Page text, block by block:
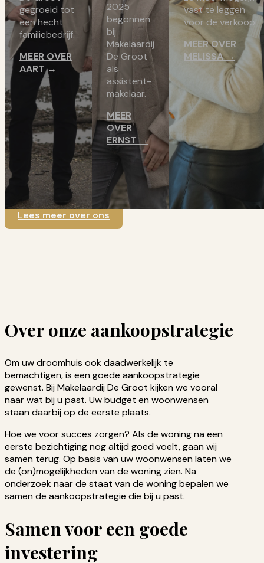
gegroeid tot
een hecht
familiebedrijf.
MEER OVER
AART →
2025
begonnen
bij
Makelaardij
De Groot
als
assistent-
makelaar.
MEER
OVER
ERNST →
vast te leggen
voor de verkoop!
MEER OVER
MELISSA →
Lees meer over ons
Over onze aankoopstrategie
Om uw droomhuis ook daadwerkelijk te
bemachtigen, is een goede aankoopstrategie
gewenst. Bij Makelaardij De Groot kijken we vooral
naar wat bij u past. Uw budget en woonwensen
staan daarbij op de eerste plaats.
Hoe we voor succes zorgen? Als de woning na een
eerste bezichtiging nog altijd goed voelt, gaan wij
samen terug. Op basis van uw woonwensen laten we
de (on)mogelijkheden van de woning zien. Na
onderzoek naar de staat van de woning bepalen we
samen de aankoopstrategie die bij u past.
Samen voor een goede
investering